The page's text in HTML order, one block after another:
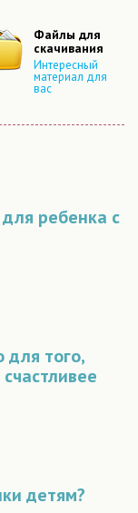
Файлы для
скачивания
Интересный
материал для
вас
ребенка с
для того,
детям?